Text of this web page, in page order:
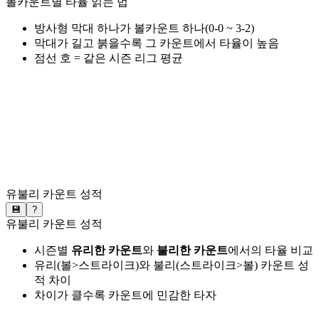
방사형 막대 하나가 볼카운트 하나(0-0 ~ 3-2)
막대가 길고 붉을수록 그 카운트에서 타율이 높음
점선 호 = 같은 시즌 리그 평균
유불리 카운트 성적
💾 ?
유불리 카운트 성적
시즌별 유리한 카운트와 불리한 카운트에서의 타율 비교
유리(볼>스트라이크)와 불리(스트라이크>볼) 카운트 성
적 차이
차이가 클수록 카운트에 민감한 타자